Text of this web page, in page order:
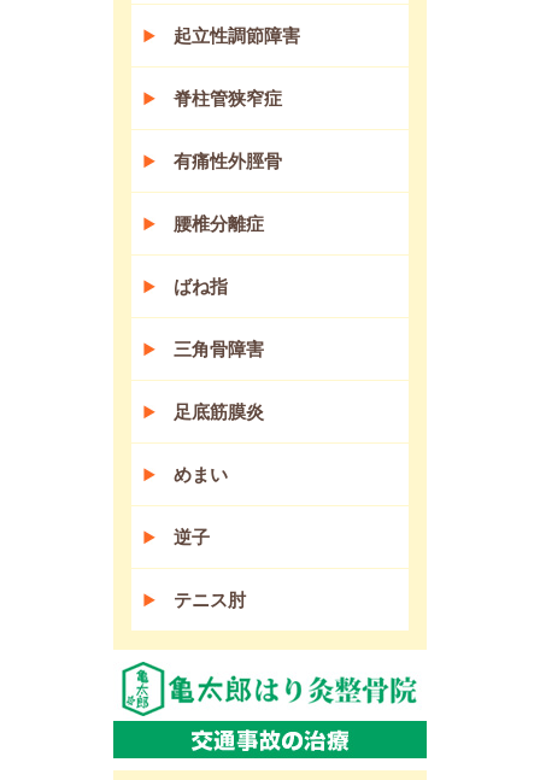
起立性調節障害
脊柱管狭窄症
有痛性外脛骨
腰椎分離症
ばね指
三角骨障害
足底筋膜炎
めまい
逆子
テニス肘